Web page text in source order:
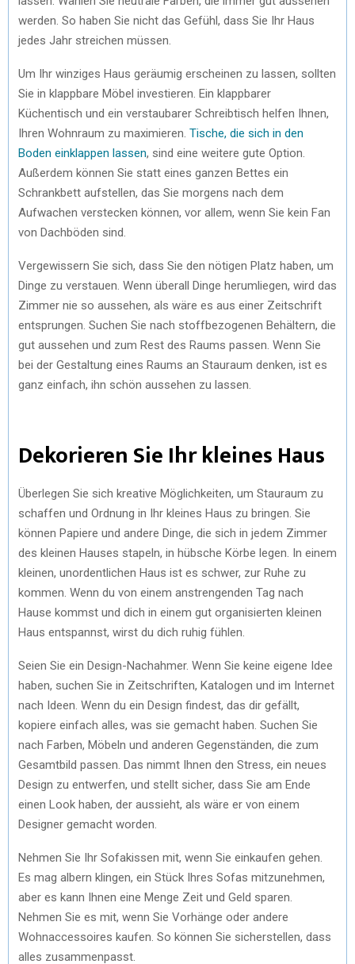
werden. So haben Sie nicht das Gefühl, dass Sie Ihr Haus
jedes Jahr streichen müssen.
Um Ihr winziges Haus geräumig erscheinen zu lassen, sollten
Sie in klappbare Möbel investieren. Ein klappbarer
Küchentisch und ein verstaubarer Schreibtisch helfen Ihnen,
Ihren Wohnraum zu maximieren. Tische, die sich in den
Boden einklappen lassen, sind eine weitere gute Option.
Außerdem können Sie statt eines ganzen Bettes ein
Schrankbett aufstellen, das Sie morgens nach dem
Aufwachen verstecken können, vor allem, wenn Sie kein Fan
von Dachböden sind.
Vergewissern Sie sich, dass Sie den nötigen Platz haben, um
Dinge zu verstauen. Wenn überall Dinge herumliegen, wird das
Zimmer nie so aussehen, als wäre es aus einer Zeitschrift
entsprungen. Suchen Sie nach stoffbezogenen Behältern, die
gut aussehen und zum Rest des Raums passen. Wenn Sie
bei der Gestaltung eines Raums an Stauraum denken, ist es
ganz einfach, ihn schön aussehen zu lassen.
Dekorieren Sie Ihr kleines Haus
Überlegen Sie sich kreative Möglichkeiten, um Stauraum zu
schaffen und Ordnung in Ihr kleines Haus zu bringen. Sie
können Papiere und andere Dinge, die sich in jedem Zimmer
des kleinen Hauses stapeln, in hübsche Körbe legen. In einem
kleinen, unordentlichen Haus ist es schwer, zur Ruhe zu
kommen. Wenn du von einem anstrengenden Tag nach
Hause kommst und dich in einem gut organisierten kleinen
Haus entspannst, wirst du dich ruhig fühlen.
Seien Sie ein Design-Nachahmer. Wenn Sie keine eigene Idee
haben, suchen Sie in Zeitschriften, Katalogen und im Internet
nach Ideen. Wenn du ein Design findest, das dir gefällt,
kopiere einfach alles, was sie gemacht haben. Suchen Sie
nach Farben, Möbeln und anderen Gegenständen, die zum
Gesamtbild passen. Das nimmt Ihnen den Stress, ein neues
Design zu entwerfen, und stellt sicher, dass Sie am Ende
einen Look haben, der aussieht, als wäre er von einem
Designer gemacht worden.
Nehmen Sie Ihr Sofakissen mit, wenn Sie einkaufen gehen.
Es mag albern klingen, ein Stück Ihres Sofas mitzunehmen,
aber es kann Ihnen eine Menge Zeit und Geld sparen.
Nehmen Sie es mit, wenn Sie Vorhänge oder andere
Wohnaccessoires kaufen. So können Sie sicherstellen, dass
alles zusammenpasst.